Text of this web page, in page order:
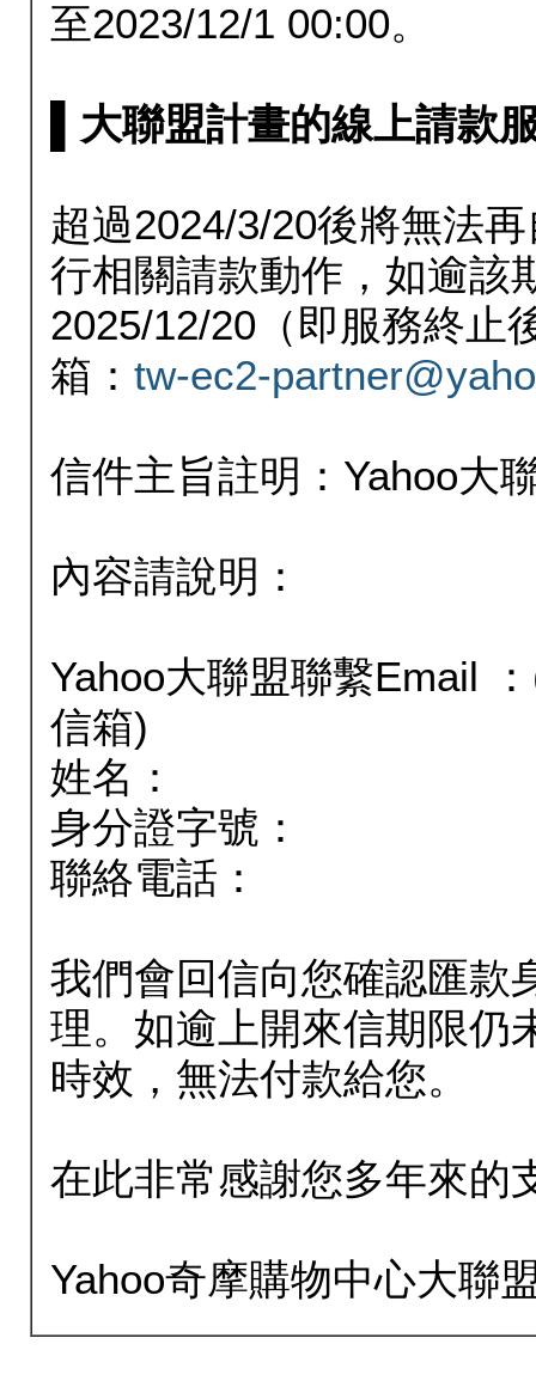
至2023/12/1 00:00。
▌大聯盟計畫的線上請款
超過2024/3/20後將無法
行相關請款動作，如逾該
2025/12/20（即服務終止
箱： tw-ec2-
信件主旨註明：Yahoo大
內容請說明：
Yahoo大聯盟聯繫Email
信箱)
姓名：
身分證字號：
聯絡電話：
我們會回信向您確認匯款
理。如逾上開來信期限仍
時效，無法付款給您。
在此非常感謝您多年來的
Yahoo奇摩購物中心大